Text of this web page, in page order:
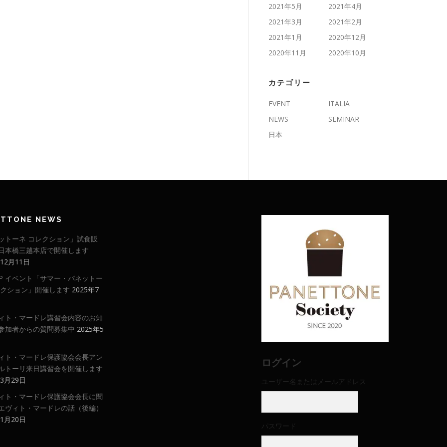
2021年5月
2021年4月
2021年3月
2021年2月
2021年1月
2020年12月
2020年11月
2020年10月
カテゴリー
EVENT
ITALIA
NEWS
SEMINAR
日本
NEWS
トーネ コレクション」試食販
本橋三越本店で開催します
月11日
イベント「サマー・パネットー
ション」開催します 2025年7
ト・マードレ講習会内容のお知
加者からの質問募集中 2025年5
ト・マードレ保護協会会長アン
トーリ来日講習会を開催します
月29日
ト・マードレ保護協会会長に聞
ヴィト・マードレの話（後編）
月20日
ログイン
ユーザー名またはメールアドレス
パスワード